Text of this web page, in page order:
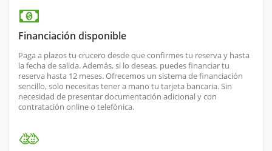
Financiación disponible
Paga a plazos tu crucero desde que confirmes tu reserva y hasta
la fecha de salida. Además, si lo deseas, puedes financiar tu
reserva hasta 12 meses. Ofrecemos un sistema de financiación
sencillo, solo necesitas tener a mano tu tarjeta bancaria. Sin
necesidad de presentar documentación adicional y con
contratación online o telefónica.